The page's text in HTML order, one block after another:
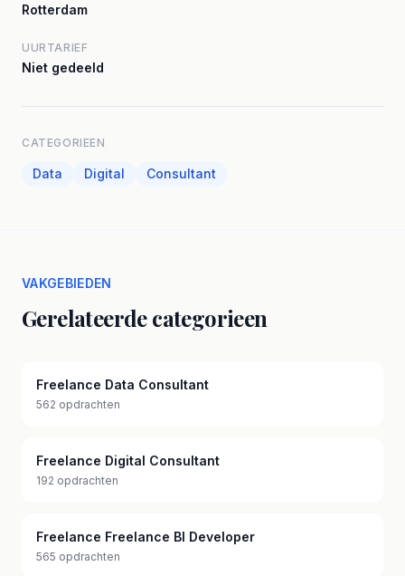
Rotterdam
UURTARIEF
Niet gedeeld
CATEGORIEEN
Data Digital Consultant
VAKGEBIEDEN
Gerelateerde categorieen
Freelance Data Consultant
562 opdrachten
Freelance Digital Consultant
192 opdrachten
Freelance Freelance BI Developer
565 opdrachten